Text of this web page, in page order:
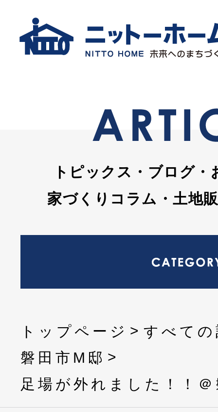
トピックス・ブログ・
家づくりコラム・土地
トップページ
すべて
磐田市M邸
足場が外れました！！